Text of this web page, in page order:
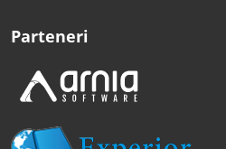
Parteneri